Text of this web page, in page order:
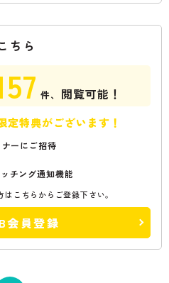
ちら
件、 閲覧可能！
定特典がございます！
ーにご招待
チング通知機能
こちらからご登録下さい。
会員登録